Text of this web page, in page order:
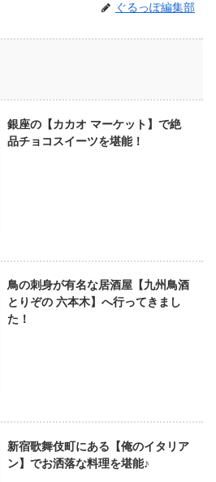
ぐるっぽ編集部
銀座の【カカオ マーケット】で絶
品チョコスイーツを堪能！
鳥の刺身が有名な居酒屋【九州鳥酒
とりぞの 六本木】へ行ってきまし
た！
新宿歌舞伎町にある【俺のイタリア
ン】でお洒落な料理を堪能♪